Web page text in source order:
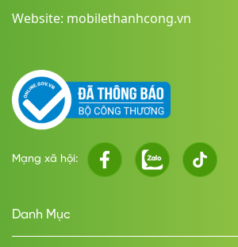
NFCMagsafe 15WQi wireless 7.5W
Pin & Sạc
Lightning
Li-Ion
Website: mobilethanhcong.vn
Mạng xã hội:
Danh Mục